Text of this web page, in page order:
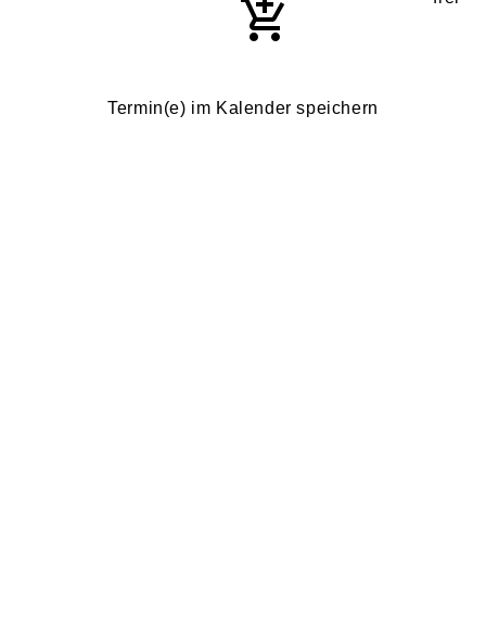
Termin(e) im Kalender speichern